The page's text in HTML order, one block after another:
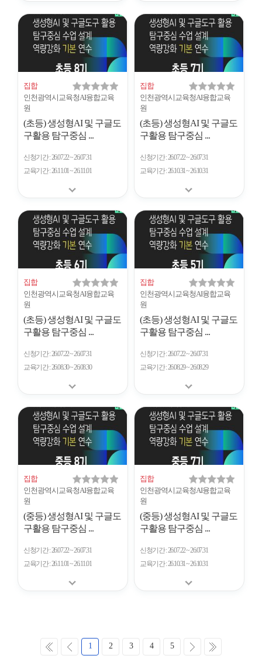
집합
인천광역시교육청AI융합교육
원
(초등) 생성형AI 및 구글도
구활용 탐구중심 ...
신청기간 26.07.22 ~ 26.07.31
교육기간 26.11.01 ~ 26.11.01
집합
인천광역시교육청AI융합교육
원
(초등) 생성형AI 및 구글도
구활용 탐구중심 ...
신청기간 26.07.22 ~ 26.07.31
교육기간 26.10.31 ~ 26.10.31
집합
인천광역시교육청AI융합교육
원
(초등) 생성형AI 및 구글도
구활용 탐구중심 ...
신청기간 26.07.22 ~ 26.07.31
교육기간 26.08.30 ~ 26.08.30
집합
인천광역시교육청AI융합교육
원
(초등) 생성형AI 및 구글도
구활용 탐구중심 ...
신청기간 26.07.22 ~ 26.07.31
교육기간 26.08.29 ~ 26.08.29
집합
인천광역시교육청AI융합교육
원
(중등) 생성형AI 및 구글도
구활용 탐구중심 ...
신청기간 26.07.22 ~ 26.07.31
교육기간 26.11.01 ~ 26.11.01
집합
인천광역시교육청AI융합교육
원
(중등) 생성형AI 및 구글도
구활용 탐구중심 ...
신청기간 26.07.22 ~ 26.07.31
교육기간 26.10.31 ~ 26.10.31
처
이
1 2 3 4 5
다
마